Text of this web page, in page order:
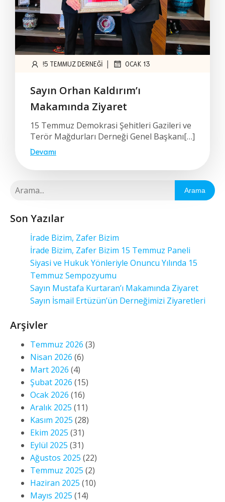
!5 TEMMUZ DERNEĞI | OCAK 13
Sayın Orhan Kaldırım’ı
Makamında Ziyaret
15 Temmuz Demokrasi Şehitleri Gazileri ve
Terör Mağdurları Derneği Genel Başkanı[…]
Devamı
Arama
Son Yazılar
İrade Bizim, Zafer Bizim
İrade Bizim, Zafer Bizim 15 Temmuz Paneli
Siyasi ve Hukuk Yönleriyle Onuncu Yılında 15
Temmuz Sempozyumu
Sayın Mustafa Kurtaran’ı Makamında Ziyaret
Sayın İsmail Ertüzün’ün Derneğimizi Ziyaretleri
Arşivler
Temmuz 2026 (3)
Nisan 2026 (6)
Mart 2026 (4)
Şubat 2026 (15)
Ocak 2026 (16)
Aralık 2025 (11)
Kasım 2025 (28)
Ekim 2025 (31)
Eylül 2025 (31)
Ağustos 2025 (22)
Temmuz 2025 (2)
Haziran 2025 (10)
Mayıs 2025 (14)